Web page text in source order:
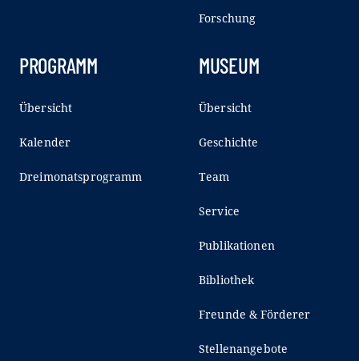
Forschung
PROGRAMM
Übersicht
Kalender
Dreimonatsprogramm
MUSEUM
Übersicht
Geschichte
Team
Service
Publikationen
Bibliothek
Freunde & Förderer
Stellenangebote